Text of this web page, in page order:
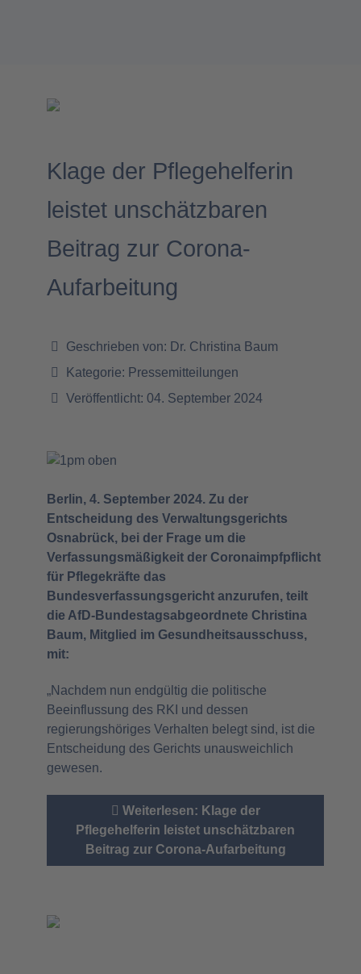
Klage der Pflegehelferin
leistet unschätzbaren
Beitrag zur Corona-
Aufarbeitung
Geschrieben von: Dr. Christina Baum
Kategorie: Pressemitteilungen
Veröffentlicht: 04. September 2024
Berlin, 4. September 2024. Zu der
Entscheidung des Verwaltungsgerichts
Osnabrück, bei der Frage um die
Verfassungsmäßigkeit der Coronaimpfpflicht
für Pflegekräfte das
Bundesverfassungsgericht anzurufen, teilt
die AfD-Bundestagsabgeordnete Christina
Baum, Mitglied im Gesundheitsausschuss,
mit:
„Nachdem nun endgültig die politische
Beeinflussung des RKI und dessen
regierungshöriges Verhalten belegt sind, ist die
Entscheidung des Gerichts unausweichlich
gewesen.
Weiterlesen: Klage der
Pflegehelferin leistet unschätzbaren
Beitrag zur Corona-Aufarbeitung